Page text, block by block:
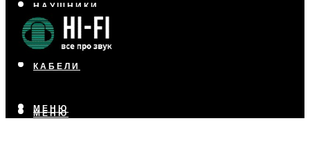
НАУШНИКИ
АКУСТИКА
УСИЛИТЕЛИ
КАБЕЛИ
МЕНЮ
МЕНЮ